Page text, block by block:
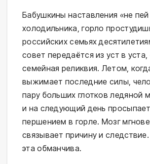
Бабушкины наставления «не пей
холодильника, горло
российских семьях
совет передаётся из уст в
семейная реликвия. Летом,
выжимает последние силы,
пару больших глотков ледяной
и на следующий день
першением в горле. Мозг
связывает причину и
эта обманчива.